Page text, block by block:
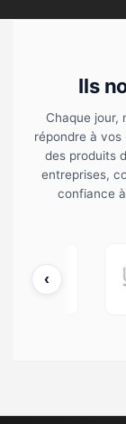
Ils
Chaque jour,
répondre à vos
des produits
entreprises,
confiance
‹